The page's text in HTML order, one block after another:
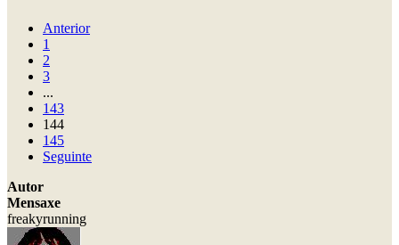
Anterior
1
2
3
...
143
144
145
Seguinte
Autor
Mensaxe
freakyrunning